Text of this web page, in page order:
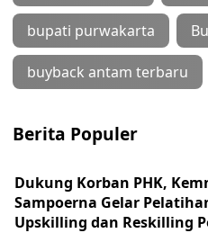
bupati purwakarta
buyback antam terbaru
Berita Populer
Dukung Korban PHK,
Sampoerna Gelar
Upskilling dan Reskilling